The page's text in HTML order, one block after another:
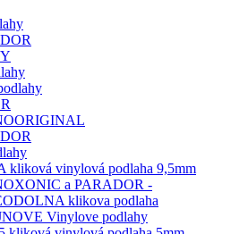
kliková vinylová podlaha 9,5mm
a PARADOR -
klikova podlaha
Vinylove podlahy